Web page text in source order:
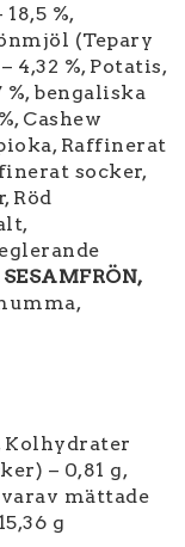
%,
(Tepary
4,32 %, Potatis,
%, bengaliska
Cashew
Raffinerat
socker,
Röd
SESAMFRÖN,
Kolhydrater
– 0,81 g,
mättade
g